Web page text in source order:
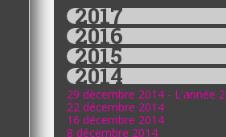
2017
2016
2015
2014
29 décembre 2014 - L'année
22 décembre 2014
16 décembre 2014
8 décembre 2014